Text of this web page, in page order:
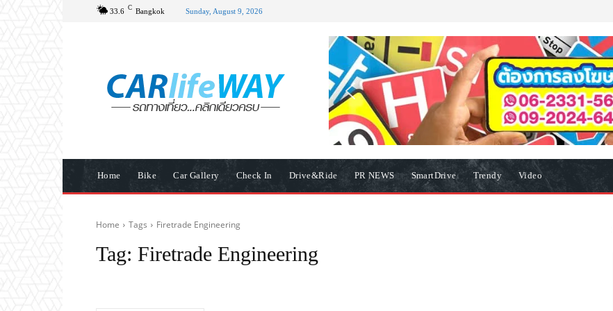
33.6 C Bangkok Sunday, August 9, 2026
Home Bike Car Gallery Check In Drive&Ride PR NEWS SmartDrive Trendy Video
Home Tags Firetrade Engineering
Tag: Firetrade Engineering